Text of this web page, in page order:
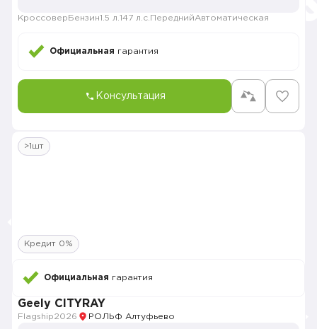
Кроссовер Бензин1.5 л. 147 л.с. ПереднийАвтоматическая
Официальная гарантия
Консультация
>1шт
Кредит 0%
Официальная гарантия
Geely CITYRAY
Flagship2026 РОЛЬФ Алтуфьево